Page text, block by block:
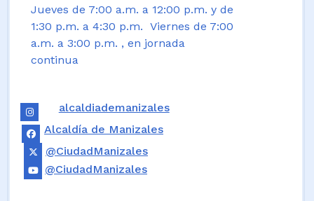
Jueves de 7:00 a.m. a 12:00 p.m. y de
1:30 p.m. a 4:30 p.m. Viernes de 7:00
a.m. a 3:00 p.m. , en jornada
continua
alcaldiademanizales
Alcaldía de Manizales
@CiudadManizales
@CiudadManizales